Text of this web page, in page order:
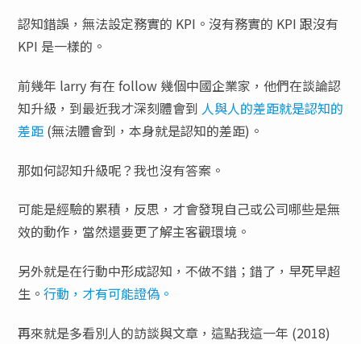
認知錯誤，無法設定務實的 KPI。沒有務實的 KPI 跟沒有
KPI 是一樣的。
前幾年 larry 有在 follow 幾個中國企業家，他們在談論認
知升級，到最近我才深刻體會到 人與人的差距就是認知的
差距(無法體會到，本身就是認知的差距)。
那如何認知升級呢？我也沒有答案。
可能是經驗的累積，反思，才會發現自己或公司哪些是無
效的動作，當然還要更了解主客觀環境。
另外就是在行動中形成認知，不做不錯；錯了，早死早超
生。 行動，才有可能證偽。
再來就是多看別人的訪談與文章，這點我這一年 (2018)